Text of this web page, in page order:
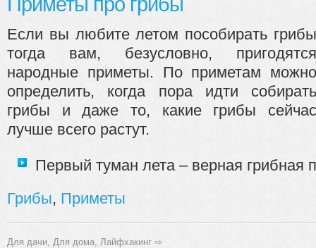
Если вы любите летом пособирать грибы
тогда вам, безусловно, пригодятся
народные приметы. По приметам можно
определить, когда пора идти собирать
грибы и даже то, какие грибы сейчас
лучше всего растут.
Первый туман лета – верная грибная
Грибы, Приметы
Для дачи, Для дома, Лайфхакинг ⇨